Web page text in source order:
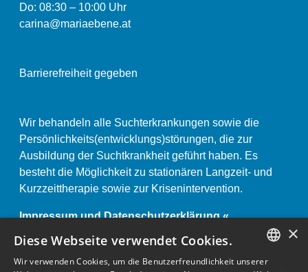
Do: 08:30 – 10:00 Uhr
carina@mariaebene.at
Barrierefreiheit gegeben
Wir behandeln alle Suchterkrankungen sowie die
Persönlichkeits(entwicklungs)störungen, die zur
Ausbildung der Suchtkrankheit geführt haben. Es
besteht die Möglichkeit zu stationären Langzeit- und
Kurzzeittherapie sowie zur Krisenintervention.
Impressum und Datenschutzerklärung «
×
Diese Webseite verwendet Cookies.
Wir verwenden Cookies, um die Benutzerfreundlichkeit unserer